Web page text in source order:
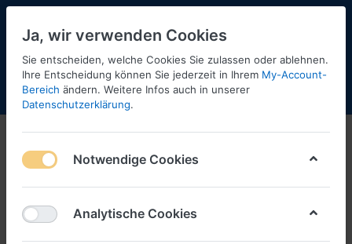
Menü Anmelden Shopaktualisierung
Ja, wir verwenden Cookies
Sie entscheiden, welche Cookies Sie zulassen oder ablehnen.
Ihre Entscheidung können Sie jederzeit in Ihrem My-Account-
Bereich ändern. Weitere Infos auch in unserer
Datenschutzerklärung.
Notwendige Cookies
Analytische Cookies